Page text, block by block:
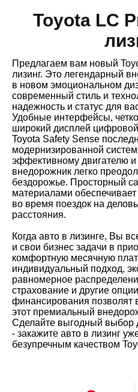
Toyota LC
Предлагаем вам новый
лизинг. Это легендарный
в новом эмоциональном
современный стиль и
надежность и статус для
Удобные интерфейсы,
широкий дисплей
Toyota Safety Sense
модернизированной
эффективному двигателю и
внедорожник легко
бездорожье. Просторный
материалами
во время поездок на
расстояния.
Когда авто в лизинге, Вы
и свои бизнес задачи в
комфортную месячную
индивидуальный подход,
равномерное
страхование и другие
финансирования позволят
этот премиальный
Сделайте выгодный выбор
- закажите авто в лизинг
безупречным качеством